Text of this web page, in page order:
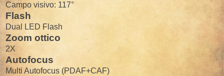
Campo visivo: 117°
Flash
Dual LED Flash
Zoom ottico
2X
Autofocus
Multi Autofocus (PDAF+CAF)